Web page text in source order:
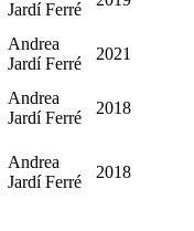
Jardí Ferré
Andrea
Jardí Ferré
2021
Andrea
Jardí Ferré
2018
Andrea
Jardí Ferré
2018